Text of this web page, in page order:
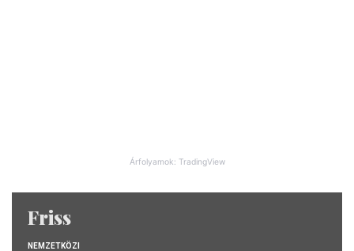
Árfolyamok: TradingView
Friss
NEMZETKÖZI